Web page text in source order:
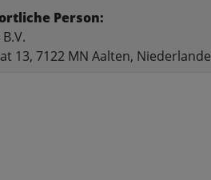
Person:
13, 7122 MN Aalten, Niederlande